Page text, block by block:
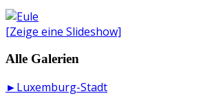
[Zeige eine Slideshow]
Alle Galerien
►Luxemburg-Stadt